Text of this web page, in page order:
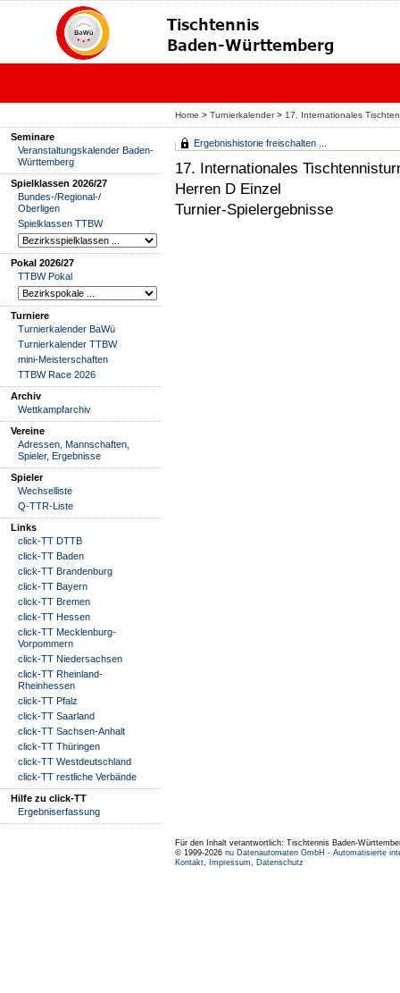
Home > Turnierkalender> 17. Internationales
Seminare
Veranstaltungskalender Baden-
Württemberg
Spielklassen 2026/27
Bundes-/Regional-/
Oberligen
Spielklassen TTBW
Pokal 2026/27
TTBW Pokal
Turniere
Turnierkalender BaWü
Turnierkalender TTBW
mini-Meisterschaften
TTBW Race 2026
Archiv
Wettkampfarchiv
Vereine
Adressen, Mannschaften,
Spieler, Ergebnisse
Spieler
Wechselliste
Q-TTR-Liste
Links
click-TT DTTB
click-TT Baden
click-TT Brandenburg
click-TT Bayern
click-TT Bremen
click-TT Hessen
click-TT Mecklenburg-
Vorpommern
click-TT Niedersachsen
click-TT Rheinland-
Rheinhessen
click-TT Pfalz
click-TT Saarland
click-TT Sachsen-Anhalt
click-TT Thüringen
click-TT Westdeutschland
click-TT restliche Verbände
Hilfe zu click-TT
Ergebniserfassung
Ergebnishistorie freischalten ...
17. Internationales
Herren D Einzel
Turnier-Spielergebnisse
Für den Inhalt verantwortlich: Tischtennis Baden-
© 1999-2026 nu Datenautomaten GmbH - Automatisierte
Kontakt, Impressum, Datenschutz